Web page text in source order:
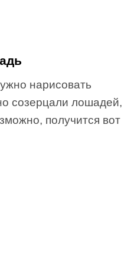
нарисовать
созерцали лошадей,
получится вот